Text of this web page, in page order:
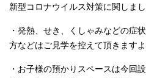
新型コロナウイルス対策に関しま
・発熱、せき、くしゃみなどの症
方などはご見学を控えて頂きます
・お子様の預かりスペースは今回